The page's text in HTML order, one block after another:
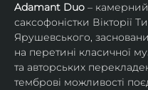
Adamant Duo –
саксофоністки Вікторії
Ярушевського,
на перетині класичної
та авторських
темброві можливості